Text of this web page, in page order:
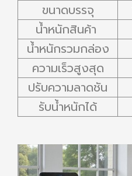
ขนาดบรรจุ
น้ำหนักสินค้า
น้ำหนักรวมกล่อง
ความเร็วสูงสุด
ปรับความลาดชัน
รับน้ำหนักได้